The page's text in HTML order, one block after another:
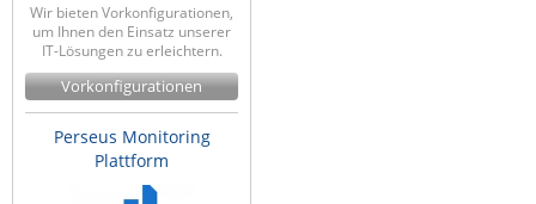
Wir bieten Vorkonfigurationen,
um Ihnen den Einsatz unserer
IT-Lösungen zu erleichtern.
Vorkonfigurationen
Perseus Monitoring
Plattform